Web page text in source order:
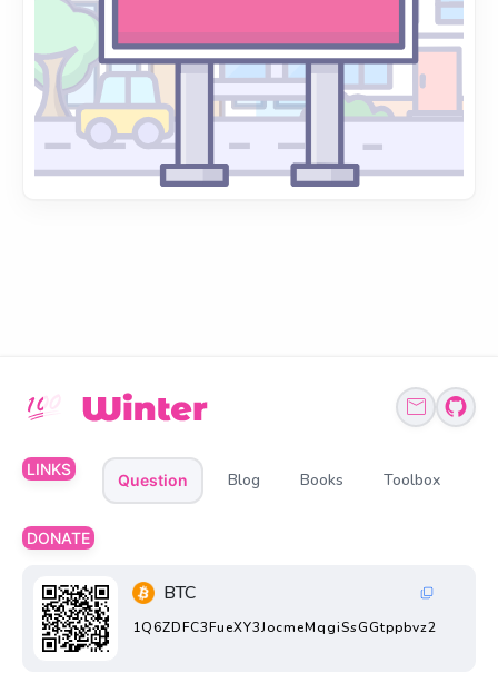
LINKS
Question Blog Books Toolbox
DONATE
BTC
1Q6ZDFC3FueXY3JocmeMqgiSsGGtppbvz2